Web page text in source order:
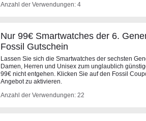
Anzahl der Verwendungen: 4
Nur 99€ Smartwatches der 6.
Fossil Gutschein
Lassen Sie sich die Smartwatches der sechsten
Damen, Herren und Unisex zum unglaublich
99€ nicht entgehen. Klicken Sie auf den Fossil
Angebot zu aktivieren.
Anzahl der Verwendungen: 22